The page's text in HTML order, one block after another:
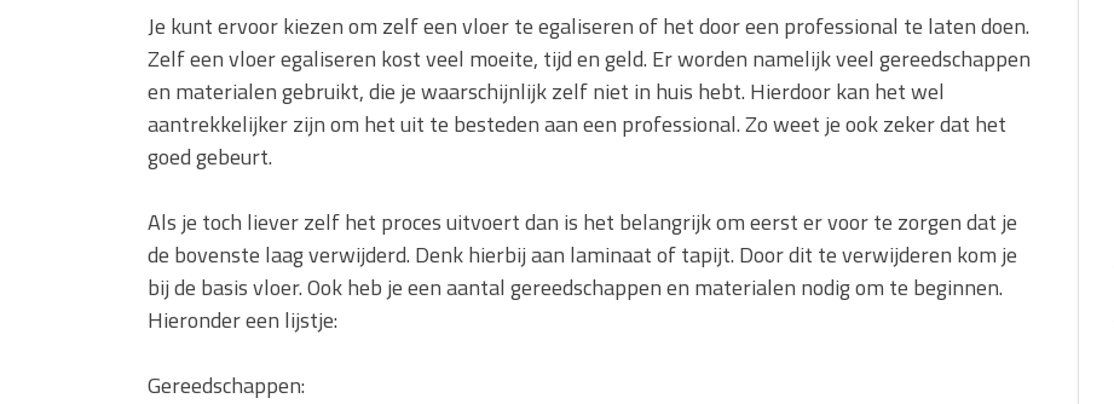
Je kunt ervoor kiezen om zelf een vloer te egaliseren of het door een professional te laten doen.
Zelf een vloer egaliseren kost veel moeite, tijd en geld. Er worden namelijk veel gereedschappen
en materialen gebruikt, die je waarschijnlijk zelf niet in huis hebt. Hierdoor kan het wel
aantrekkelijker zijn om het uit te besteden aan een professional. Zo weet je ook zeker dat het
goed gebeurt.
Als je toch liever zelf het proces uitvoert dan is het belangrijk om eerst er voor te zorgen dat je
de bovenste laag verwijderd. Denk hierbij aan laminaat of tapijt. Door dit te verwijderen kom je
bij de basis vloer. Ook heb je een aantal gereedschappen en materialen nodig om te beginnen.
Hieronder een lijstje:
Gereedschappen: